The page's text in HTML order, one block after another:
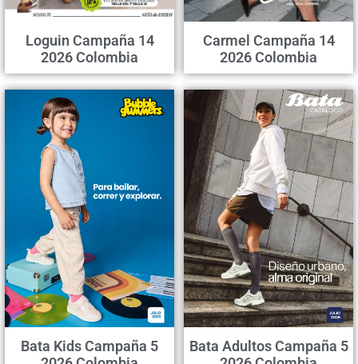
Loguin Campaña 14
2026 Colombia
Carmel Campaña 14
2026 Colombia
Bata Kids Campaña 5
Bata Adultos Campaña 5